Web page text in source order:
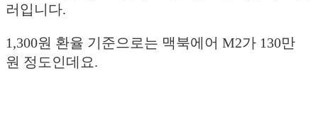
러입니다.
1,300원 환율 기준으로는 맥북에어 M2가 130만
원 정도인데요.